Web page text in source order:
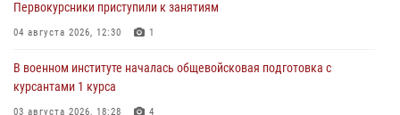
Первокурсники приступили к занятиям
04 августа 2026, 12:30 1
В военном институте началась общевойсковая подготовка с
курсантами 1 курса
03 августа 2026, 18:28 4